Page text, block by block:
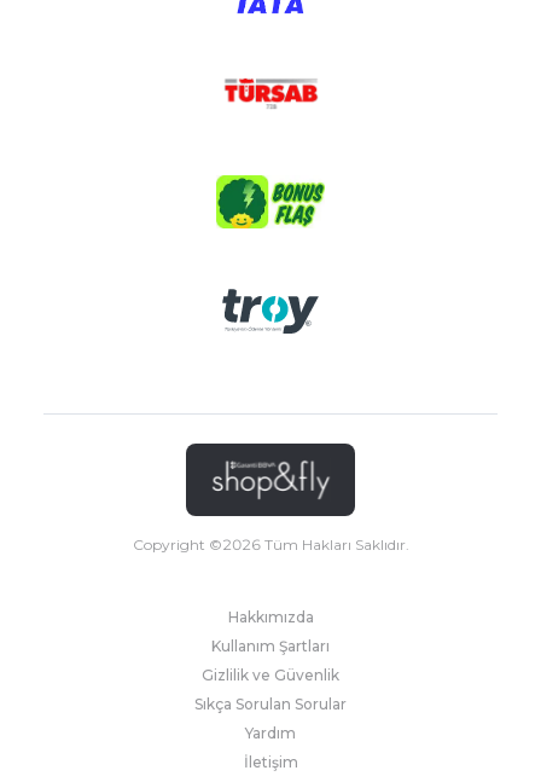
Copyright ©2026Tüm Hakları Saklıdır.
Hakkımızda
Kullanım Şartları
Gizlilik ve Güvenlik
Sıkça Sorulan Sorular
Yardım
İletişim